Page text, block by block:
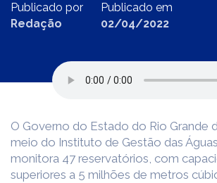
Publicado por
Redação
Publicado em
02/04/2022
O Governo do Estado do Rio Grande
meio do Instituto de Gestão das
monitora 47 reservatórios, com
superiores a 5 milhões de metros